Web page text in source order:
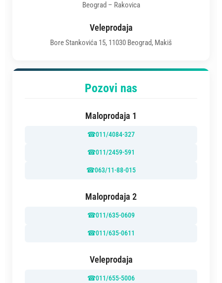
Beograd – Rakovica
Veleprodaja
Bore Stankovića 15, 11030 Beograd, Makiš
Pozovi nas
Maloprodaja 1
☎011/4084-327
☎011/2459-591
☎063/11-88-015
Maloprodaja 2
☎011/635-0609
☎011/635-0611
Veleprodaja
☎011/655-5006